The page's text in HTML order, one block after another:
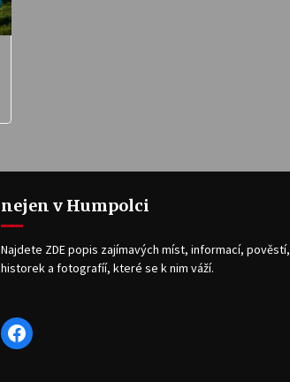
nejen v Humpolci
Najdete ZDE popis zajímavých míst, informací, pověstí,
historek a fotografíí, které se k nim váží.
Facebook